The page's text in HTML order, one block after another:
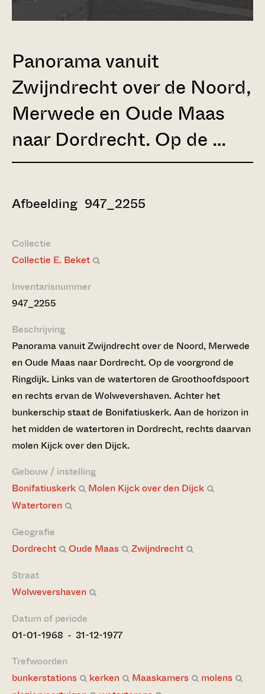
Panorama vanuit
Zwijndrecht over de Noord,
Merwede en Oude Maas
naar Dordrecht. Op de …
Afbeelding 947_2255
Collectie
Collectie E. Beket
Inventarisnummer
947_2255
Beschrijving
Panorama vanuit Zwijndrecht over de Noord, Merwede
en Oude Maas naar Dordrecht. Op de voorgrond de
Ringdijk. Links van de watertoren de Groothoofdspoort
en rechts ervan de Wolwevershaven. Achter het
bunkerschip staat de Bonifatiuskerk. Aan de horizon in
het midden de watertoren in Dordrecht, rechts daarvan
molen Kijck over den Dijck.
Gebouw / instelling
Bonifatiuskerk
Molen Kijck over den Dijck
Watertoren
Geografie
Dordrecht
Oude Maas
Zwijndrecht
Straat
Wolwevershaven
Datum of periode
01-01-1968 ‐ 31-12-1977
Trefwoorden
bunkerstations
kerken Maaskamers
molens